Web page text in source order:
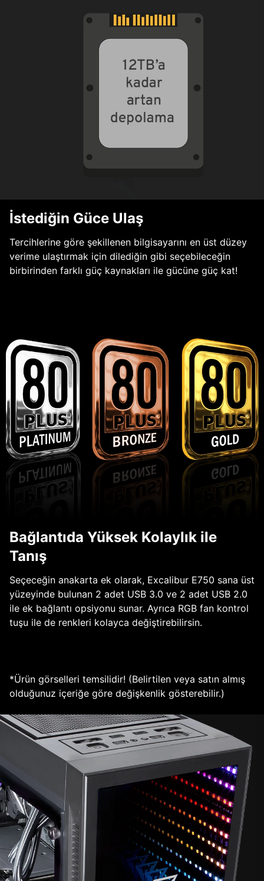
İstediğin Güce Ulaş
Tercihlerine göre şekillenen bilgisayarını en üst düzey
verime ulaştırmak için dilediğin gibi seçebileceğin
birbirinden farklı güç kaynakları ile gücüne güç kat!
Bağlantıda Yüksek Kolaylık ile
Tanış
Seçeceğin anakarta ek olarak, Excalibur E750 sana üst
yüzeyinde bulunan 2 adet USB 3.0 ve 2 adet USB 2.0
ile ek bağlantı opsiyonu sunar. Ayrıca RGB fan kontrol
tuşu ile de renkleri kolayca değiştirebilirsin.
*Ürün görselleri temsilidir! (Belirtilen veya satın almış
olduğunuz içeriğe göre değişkenlik gösterebilir.)